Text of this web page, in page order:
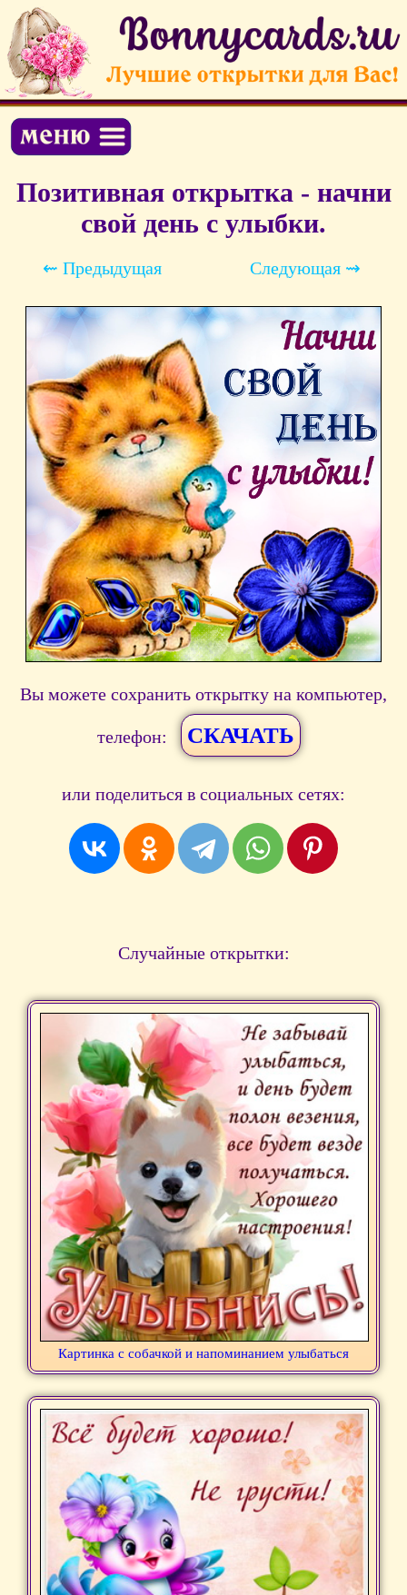
Позитивная открытка - начни
свой день с улыбки.
⇜ Предыдущая Следующая ⇝
Вы можете сохранить открытку на компьютер,
телефон: СКАЧАТЬ
или поделиться в социальных сетях:
Случайные открытки:
Картинка с собачкой и напоминанием улыбаться